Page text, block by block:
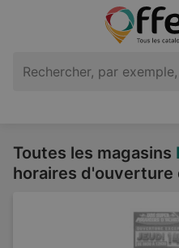
Toutes les magasins
horaires d'ouverture